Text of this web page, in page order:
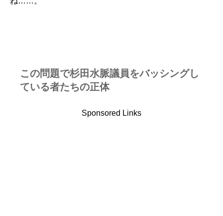
この問題で杉田水脈議員をバッシングし
ている者たちの正体
Sponsored Links